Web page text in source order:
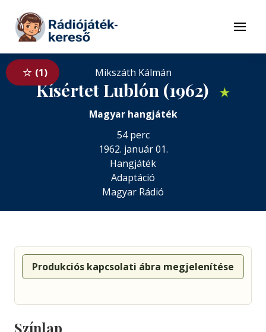
Tovább a tartalomhoz
Menü
1 Mikszáth Kálmán
Kísértet Lublón (1962) ★
Magyar hangjáték
54 perc
1962. január 01.
Hangjáték
Adaptáció
Magyar Rádió
Produkciós kapcsolati ábra megjelenítése
Színlap